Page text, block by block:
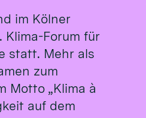
im Kölner
Klima-Forum für
statt. Mehr als
zum
Motto „Klima à
auf dem